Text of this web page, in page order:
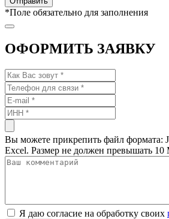
*Поле обязательно для заполнения
ОФОРМИТЬ ЗАЯВКУ
Вы можете прикрепить файл формата:
Excel. Размер не должен превышать 10
Я даю согласие на обработку своих